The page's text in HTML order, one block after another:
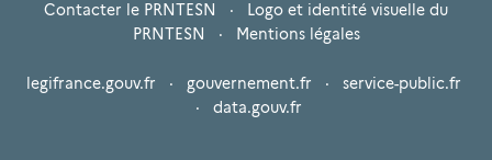
Contacter le PRNTESN ·
Logo et identité visuelle du
PRNTESN
· Mentions légales
legifrance.gouv.fr · gouvernement.fr · service-public.fr
· data.gouv.fr